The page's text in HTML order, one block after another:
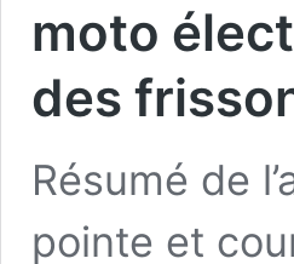
moto
des
Résumé de
pointe et